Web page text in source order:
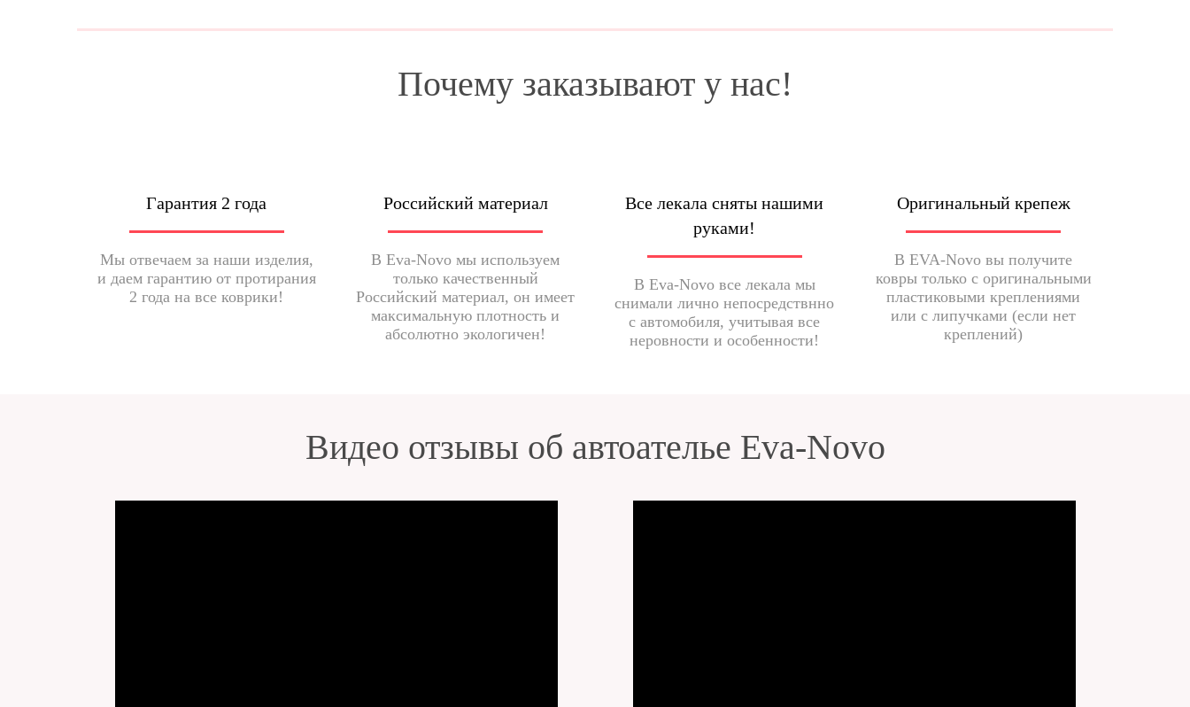
Почему заказывают у нас!
Гарантия 2 года
Мы отвечаем за наши изделия,
и даем гарантию от протирания
2 года на все коврики!
Российский материал
В Eva-Novo мы используем
только качественный
Российский материал, он имеет
максимальную плотность и
абсолютно экологичен!
Все лекала сняты нашими
руками!
В Eva-Novo все лекала мы
снимали лично непосредствнно
с автомобиля, учитывая все
неровности и особенности!
Оригинальный крепеж
В EVA-Novo вы получите
ковры только с оригинальными
пластиковыми креплениями
или с липучками (если нет
креплений)
Видео отзывы об автоателье Eva-Novo